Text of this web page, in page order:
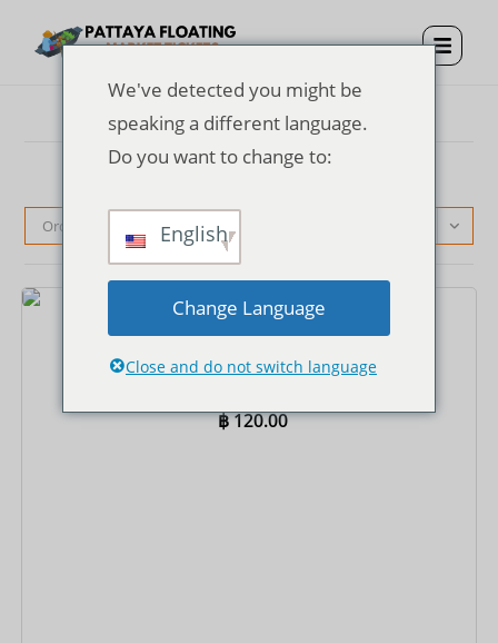
Orden predeterminado
Entradas
Entrada al mercado flotante de Pattaya
฿120.00
We've detected you might be
speaking a different language.
Do you want to change to:
English
Change Language
Close and do not switch language